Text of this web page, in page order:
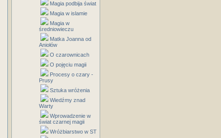
Magia podbija świat
Magia w islamie
Magia w
średniowieczu
Matka Joanna od
Aniołów
O czarownicach
O pojęciu magii
Procesy o czary -
Prusy
Sztuka wróżenia
Wiedźmy znad
Warty
Wprowadzenie w
świat czarnej magii
Wróżbiarstwo w ST